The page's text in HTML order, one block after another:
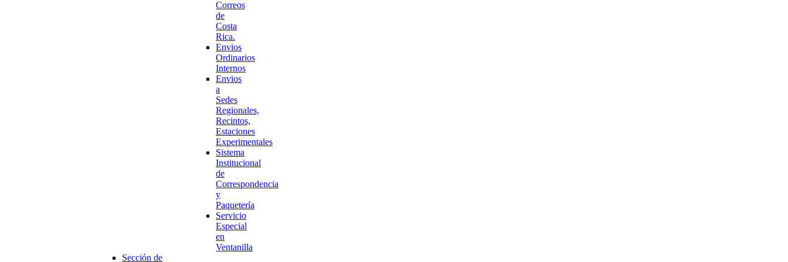
Correos
de
Costa
Rica.
Envios
Ordinarios
Internos
Envios
a
Sedes
Regionales,
Recintos,
Estaciones
Experimentales
Sistema
Institucional
de
Correspondencia
y
Paquetería
Servicio
Especial
en
Ventanilla
Sección de